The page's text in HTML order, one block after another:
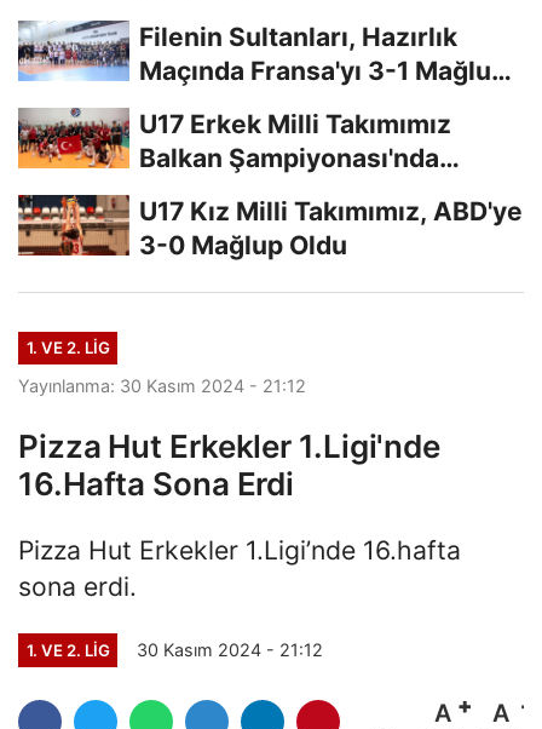
Filenin Sultanları, Hazırlık
Maçında Fransa'yı 3-1 Mağlup
U17 Erkek Milli Takımımız
Balkan Şampiyonası'nda
U17 Kız Milli Takımımız, ABD'ye
3-0 Mağlup Oldu
1. VE 2. LIG
Yayınlanma: 30 Kasım 2024 - 21:12
Pizza Hut Erkekler 1.Ligi'nde
16.Hafta Sona Erdi
Pizza Hut Erkekler 1.Ligi’nde 16.hafta
sona erdi.
1. VE 2. LIG 30 Kasım 2024 - 21:12
A A